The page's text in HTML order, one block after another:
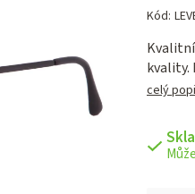
je
0,0
z 5
Kód:
kvality.
celý